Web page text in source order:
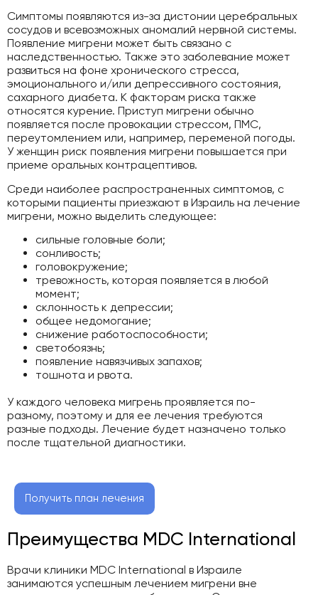
Симптомы появляются из-за дистонии церебральных
сосудов и всевозможных аномалий нервной системы.
Появление мигрени может быть связано с
наследственностью. Также это заболевание может
развиться на фоне хронического стресса,
эмоционального и/или депрессивного состояния,
сахарного диабета. К факторам риска также
относятся курение. Приступ мигрени обычно
появляется после провокации стрессом, ПМС,
переутомлением или, например, переменой погоды.
У женщин риск появления мигрени повышается при
приеме оральных контрацептивов.
Среди наиболее распространенных симптомов, с
которыми пациенты приезжают в Израиль на лечение
мигрени, можно выделить следующее:
сильные головные боли;
сонливость;
головокружение;
тревожность, которая появляется в любой
момент;
склонность к депрессии;
общее недомогание;
снижение работоспособности;
светобоязнь;
появление навязчивых запахов;
тошнота и рвота.
У каждого человека мигрень проявляется по-
разному, поэтому и для ее лечения требуются
разные подходы. Лечение будет назначено только
после тщательной диагностики.
Получить план лечения
Преимущества MDC International
Врачи клиники MDC International в Израиле
занимаются успешным лечением мигрени вне